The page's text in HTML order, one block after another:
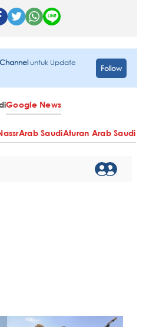
untuk Update
Follow
Google News
Arab SaudiAturan Arab Saudi